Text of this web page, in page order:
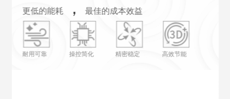
PP/PS多层共挤片材生产线
更低的能耗
，
最佳的成本效益
更低的能耗 ， 最佳的成本效益
耐用可靠 操控简化 精密稳定 高效节能
PP高速片材生产线
更低的能耗
，
最佳的成本效益